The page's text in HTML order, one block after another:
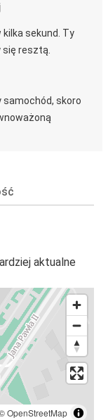
sekund. Ty
się resztą.
samochód, skoro
aktualne
OpenStreetMap